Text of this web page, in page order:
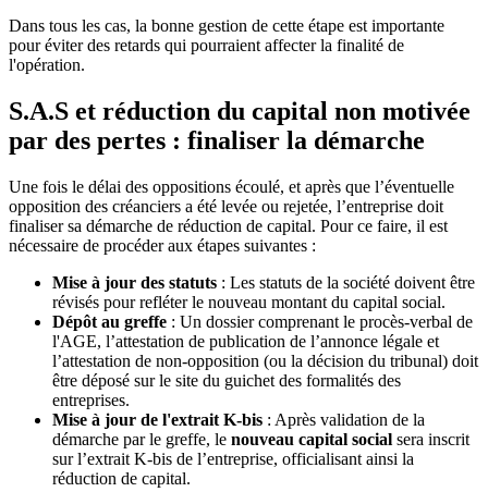
Dans tous les cas, la bonne gestion de cette étape est importante
pour éviter des retards qui pourraient affecter la finalité de
l'opération.
S.A.S et réduction du capital non motivée
par des pertes : finaliser la démarche
Une fois le délai des oppositions écoulé, et après que l’éventuelle
opposition des créanciers a été levée ou rejetée, l’entreprise doit
finaliser sa démarche de réduction de capital. Pour ce faire, il est
nécessaire de procéder aux étapes suivantes :
Mise à jour des statuts : Les statuts de la société doivent être
révisés pour refléter le nouveau montant du capital social.
Dépôt au greffe : Un dossier comprenant le procès-verbal de
l'AGE, l’attestation de publication de l’annonce légale et
l’attestation de non-opposition (ou la décision du tribunal) doit
être déposé sur le site du guichet des formalités des
entreprises.
Mise à jour de l'extrait K-bis : Après validation de la
démarche par le greffe, le nouveau capital social sera inscrit
sur l’extrait K-bis de l’entreprise, officialisant ainsi la
réduction de capital.